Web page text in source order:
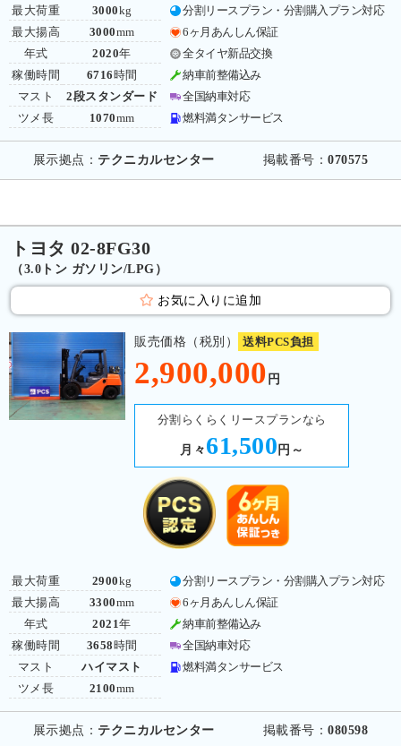
最大荷重
最大揚高
年式
稼働時間
マスト
ツメ長
3000kg
3000mm
2020年
6716 時間
2段スタンダード
1070mm
分割リースプラン・分割購入プラン対応
6ヶ月あんしん保証
全タイヤ新品交換
納車前整備込み
全国納車対応
燃料満タンサービス
展示拠点： テクニカルセンター 掲載番号：070575
トヨタ 02-8FG30
（3.0トン ガソリン/LPG）
お気に入りに追加
販売価格（税別） 送料PCS負担
2,900,000 円
分割らくらくリースプランなら
月々 61,500 円～
最大荷重
最大揚高
年式
稼働時間
マスト
ツメ長
2900kg
3300mm
2021年
3658 時間
ハイマスト
2100mm
分割リースプラン・分割購入プラン対応
6ヶ月あんしん保証
納車前整備込み
全国納車対応
燃料満タンサービス
展示拠点： テクニカルセンター 掲載番号：080598